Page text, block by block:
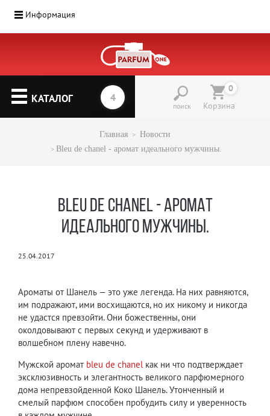
Информация
▼
КАТАЛОГ
поиск
0
Корзина
Главная
Новости
Bleu de chanel - аромат идеального мужчины.
BLEU DE CHANEL - АРОМАТ
ИДЕАЛЬНОГО МУЖЧИНЫ.
25.04.2017
Ароматы от Шанель — это уже легенда. На них равняются,
им подражают, ими восхищаются, но их никому и никогда
не удастся превзойти. Они божественны, они
околдовывают с первых секунд и удерживают в
волшебном плену навечно.
Мужской аромат bleu de chanelкак ни что подтверждает
эксклюзивность и элегантность великого парфюмерного
дома непревзойденной Коко Шанель. Утонченный и
смелый парфюм способен пробудить силу и уверенность